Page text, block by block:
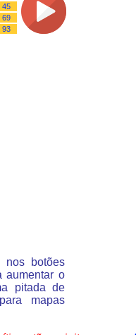
45
69
93
botões
aumentar o
pitada de
mapas